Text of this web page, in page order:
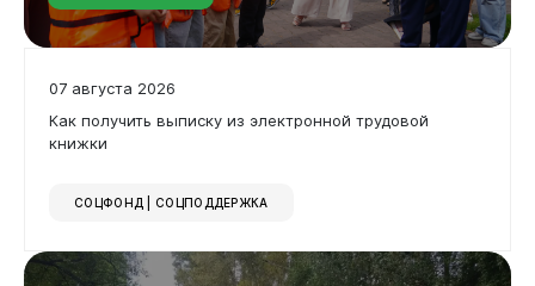
07 августа 2026
Как получить выписку из электронной трудовой
книжки
СОЦФОНД | СОЦПОДДЕРЖКА